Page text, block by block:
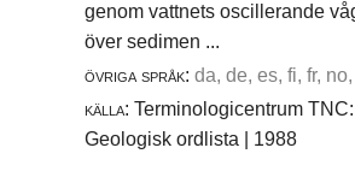
genom vattnets oscillerande
över sedimen ...
övriga språk: da, de, es, fi, fr,
källa: Terminologicentrum TNC:
Geologisk ordlista | 1988